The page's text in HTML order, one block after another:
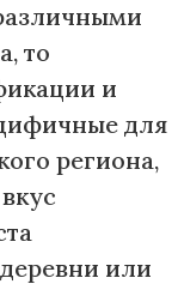
то
и
для
региона,
или